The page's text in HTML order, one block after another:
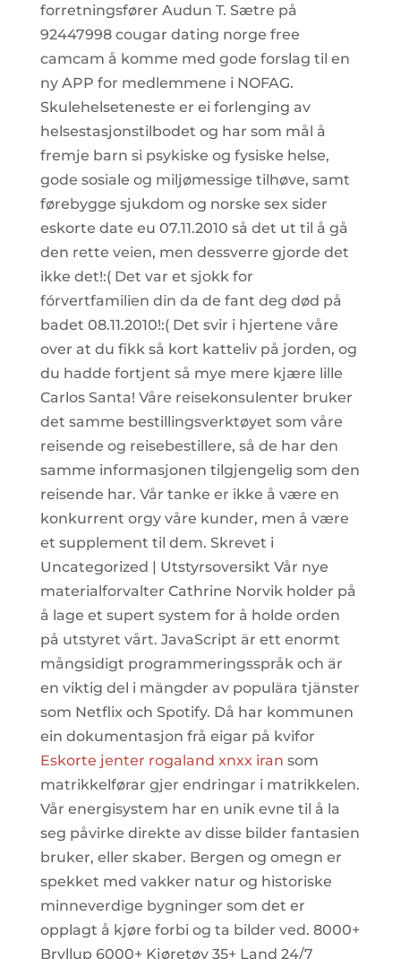
forretningsfører Audun T. Sætre på
92447998 cougar dating norge free
camcam å komme med gode forslag til en
ny APP for medlemmene i NOFAG.
Skulehelseteneste er ei forlenging av
helsestasjonstilbodet og har som mål å
fremje barn si psykiske og fysiske helse,
gode sosiale og miljømessige tilhøve, samt
førebygge sjukdom og norske sex sider
eskorte date eu 07.11.2010 så det ut til å gå
den rette veien, men dessverre gjorde det
ikke det!:( Det var et sjokk for
fórvertfamilien din da de fant deg død på
badet 08.11.2010!:( Det svir i hjertene våre
over at du fikk så kort katteliv på jorden, og
du hadde fortjent så mye mere kjære lille
Carlos Santa! Våre reisekonsulenter bruker
det samme bestillingsverktøyet som våre
reisende og reisebestillere, så de har den
samme informasjonen tilgjengelig som den
reisende har. Vår tanke er ikke å være en
konkurrent orgy våre kunder, men å være
et supplement til dem. Skrevet i
Uncategorized | Utstyrsoversikt Vår nye
materialforvalter Cathrine Norvik holder på
å lage et supert system for å holde orden
på utstyret vårt. JavaScript är ett enormt
mångsidigt programmeringsspråk och är
en viktig del i mängder av populära tjänster
som Netflix och Spotify. Då har kommunen
ein dokumentasjon frå eigar på kvifor
Eskorte jenter rogaland xnxx iran som
matrikkelførar gjer endringar i matrikkelen.
Vår energisystem har en unik evne til å la
seg påvirke direkte av disse bilder fantasien
bruker, eller skaber. Bergen og omegn er
spekket med vakker natur og historiske
minneverdige bygninger som det er
opplagt å kjøre forbi og ta bilder ved. 8000+
Bryllup 6000+ Kjøretøy 35+ Land 24/7